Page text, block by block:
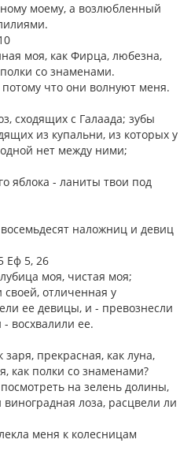
моему, а возлюбленный
моя, как Фирца, любезна,
со знаменами.
что они волнуют меня.
сходящих с Галаада; зубы
из купальни, из которых у
нет между ними;
яблока - ланиты твои под
наложниц и девиц
Еф 5, 26
моя, чистая моя;
отличенная у
ее девицы, и - превознесли
восхвалили ее.
прекрасная, как луна,
как полки со знаменами?
на зелень долины,
виноградная лоза, расцвели ли
меня к колесницам